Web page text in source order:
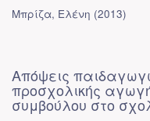
Μπρίζα, Ελένη (2013)
Απόψεις
προσχολικής
συμβούλου στο